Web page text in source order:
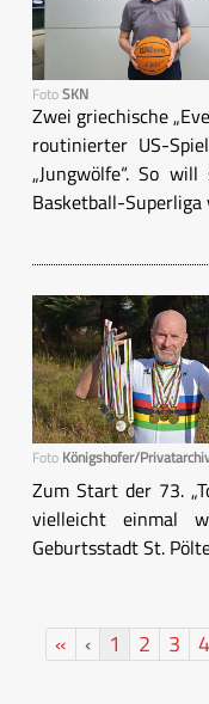
FotoSKN
Zwei griechische
routinierter US-
„Jungwölfe“. So
Basketball-
Foto Königshofer/
Zum Start der 73.
vielleicht einmal
Geburtsstadt St.
« ‹ 1 2 3 4